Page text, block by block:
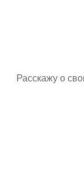
Расскажу о